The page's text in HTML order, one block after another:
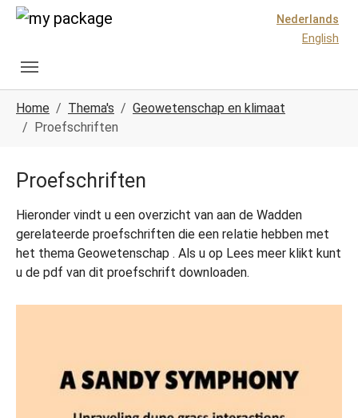
Spring naar hoofd-inhoud
Skip to page footer
Nederlands
English
Home Thema's
Geowetenschap en klimaat
Proefschriften
Proefschriften
Hieronder vindt u een overzicht van aan de Wadden
gerelateerde proefschriften die een relatie hebben met
het thema Geowetenschap . Als u op Lees meer klikt kunt
u de pdf van dit proefschrift downloaden.